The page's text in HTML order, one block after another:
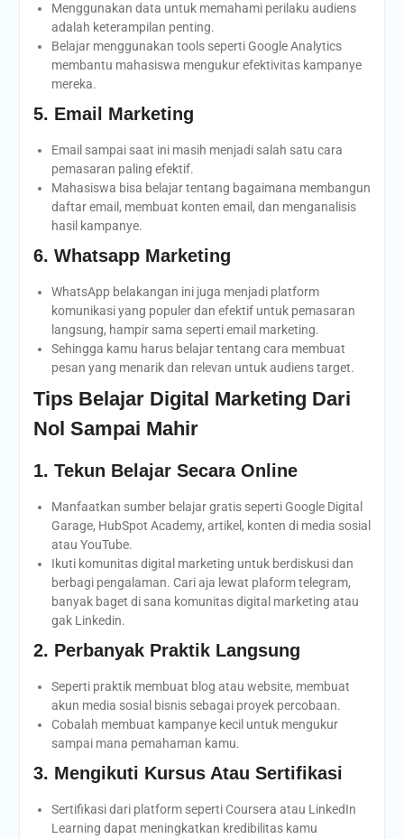
Menggunakan data untuk memahami perilaku audiens
adalah keterampilan penting.
Belajar menggunakan tools seperti Google Analytics
membantu mahasiswa mengukur efektivitas kampanye
mereka.
5. Email Marketing
Email sampai saat ini masih menjadi salah satu cara
pemasaran paling efektif.
Mahasiswa bisa belajar tentang bagaimana membangun
daftar email, membuat konten email, dan menganalisis
hasil kampanye.
6. Whatsapp Marketing
WhatsApp belakangan ini juga menjadi platform
komunikasi yang populer dan efektif untuk pemasaran
langsung, hampir sama seperti email marketing.
Sehingga kamu harus belajar tentang cara membuat
pesan yang menarik dan relevan untuk audiens target.
Tips Belajar Digital Marketing Dari
Nol Sampai Mahir
1. Tekun Belajar Secara Online
Manfaatkan sumber belajar gratis seperti Google Digital
Garage, HubSpot Academy, artikel, konten di media sosial
atau YouTube.
Ikuti komunitas digital marketing untuk berdiskusi dan
berbagi pengalaman. Cari aja lewat plaform telegram,
banyak baget di sana komunitas digital marketing atau
gak Linkedin.
2. Perbanyak Praktik Langsung
Seperti praktik membuat blog atau website, membuat
akun media sosial bisnis sebagai proyek percobaan.
Cobalah membuat kampanye kecil untuk mengukur
sampai mana pemahaman kamu.
3. Mengikuti Kursus Atau Sertifikasi
Sertifikasi dari platform seperti Coursera atau LinkedIn
Learning dapat meningkatkan kredibilitas kamu